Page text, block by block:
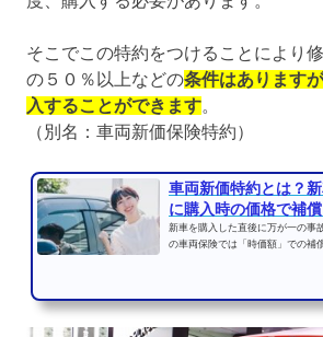
そこでこの特約をつけることにより
の５０％以上などの条件はあります
入することができます。
（別名：車両新価保険特約）
車両新価特約とは？
に購入時の価格で補
特約
新車を購入した直後に万が一の事
の車両保険では「時価額」での補